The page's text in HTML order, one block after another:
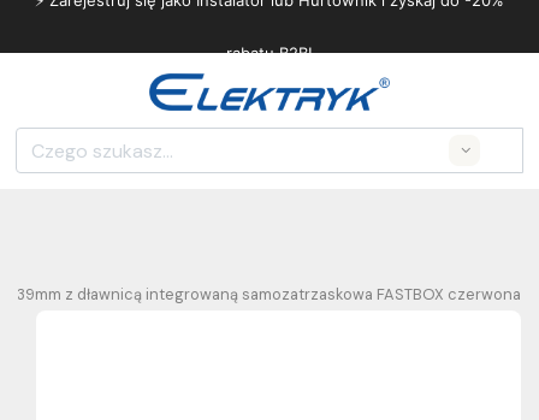
rabatu B2B!
z dławnicą integrowaną samozatrzaskowa FASTBOX czerwona